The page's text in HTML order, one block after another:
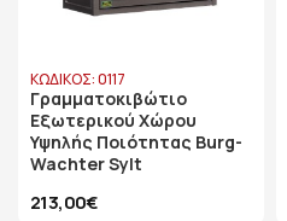
ΚΩΔΙΚΟΣ: 0117
Γραμματοκιβώτιο
Εξωτερικού Χώρου
Υψηλής Ποιότητας Burg-
Wachter Sylt
213,00€